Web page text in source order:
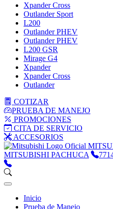
Xpander Cross
Outlander Sport
L200
Outlander PHEV
Outlander PHEV
L200 GSR
Mirage G4
Xpander
Xpander Cross
Outlander
COTIZAR
PRUEBA DE MANEJO
PROMOCIONES
CITA DE SERVICIO
ACCESORIOS
MITSUBISHI PACHUCA
Inicio
Prueba de Manejo